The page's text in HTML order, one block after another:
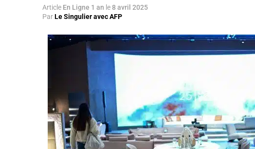
Article En Ligne 1 an le8 avril 2025
ParLe Singulier avec AFP